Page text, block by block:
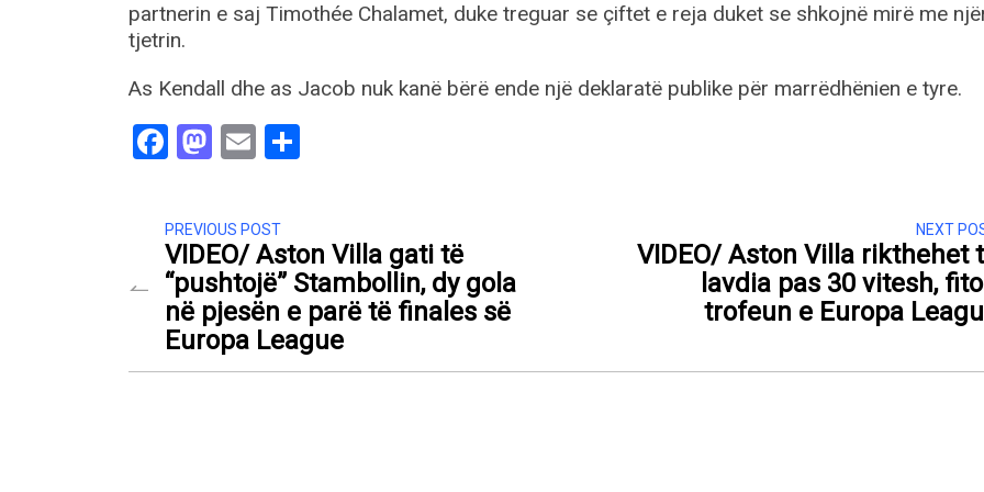
partnerin e saj Timothée Chalamet, duke treguar se çiftet e reja duket se shkojnë mirë me
tjetrin.
As Kendall dhe as Jacob nuk kanë bërë ende një deklaratë publike për marrëdhënien e tyre.
Facebook
Mastodon
Email
PREVIOUS POST
VIDEO/ Aston Villa gati të
“pushtojë” Stambollin, dy gola
në pjesën e parë të finales së
Europa League
NEXT
VIDEO/ Aston Villa rikthehet
lavdia pas 30 vitesh,
trofeun e Europa